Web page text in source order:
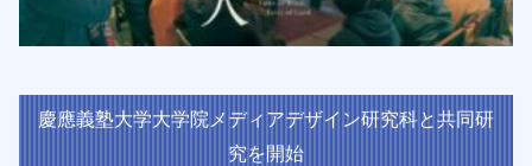
慶應義塾大学大学院メディアデザイン研究科と共同研
究を開始